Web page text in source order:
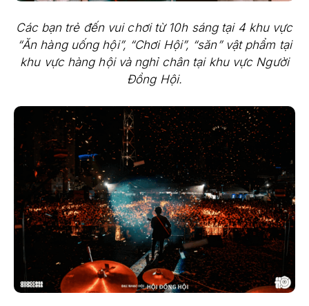
Các bạn trẻ đến vui chơi từ 10h sáng tại 4 khu vực
“Ăn hàng uống hội”, “Chơi Hội”, “săn” vật phẩm tại
khu vực hàng hội và nghỉ chân tại khu vực Người
Đồng Hội.